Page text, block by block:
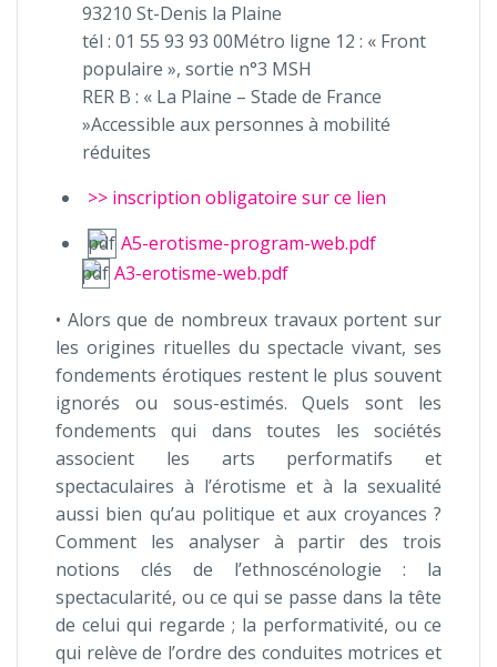
93210 St-Denis la Plaine
tél : 01 55 93 93 00Métro ligne 12 : « Front
populaire », sortie n°3 MSH
RER B : « La Plaine – Stade de France
»Accessible aux personnes à mobilité
réduites
>> inscription obligatoire sur ce lien
A5-erotisme-program-web.pdf
A3-erotisme-web.pdf
• Alors que de nombreux travaux portent sur
les origines rituelles du spectacle vivant, ses
fondements érotiques restent le plus souvent
ignorés ou sous-estimés. Quels sont les
fondements qui dans toutes les sociétés
associent les arts performatifs et
spectaculaires à l’érotisme et à la sexualité
aussi bien qu’au politique et aux croyances ?
Comment les analyser à partir des trois
notions clés de l’ethnoscénologie : la
spectacularité, ou ce qui se passe dans la tête
de celui qui regarde ; la performativité, ou ce
qui relève de l’ordre des conduites motrices et